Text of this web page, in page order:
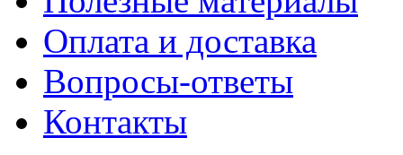
Оплата и доставка
Вопросы-ответы
Контакты